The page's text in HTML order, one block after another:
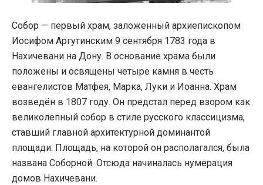
Собор — первый храм, заложенный архиепископом
Иосифом Аргутинским 9 сентября 1783 года в
Нахичевани на Дону. В основание храма были
положены и освящены четыре камня в честь
евангелистов Матфея, Марка, Луки и Иоанна. Храм
возведён в 1807 году. Он предстал перед взором как
великолепный собор в стиле русского классицизма,
ставший главной архитектурной доминантой
площади. Площадь, на которой он располагался, была
названа Соборной. Отсюда начиналась нумерация
домов Нахичевани.